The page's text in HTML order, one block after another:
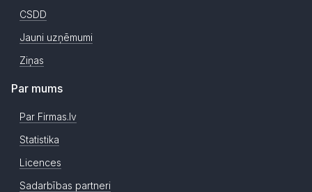
CSDD
Jauni uzņēmumi
Ziņas
Par mums
Par Firmas.lv
Statistika
Licences
Sadarbības partneri